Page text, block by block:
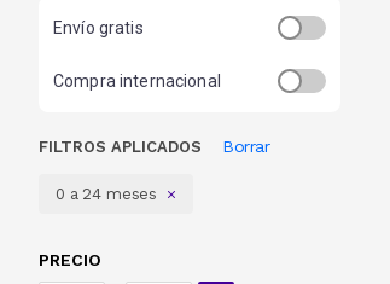
Envío gratis
Compra internacional
FILTROS APLICADOS Borrar
0 a 24 meses
PRECIO